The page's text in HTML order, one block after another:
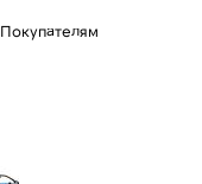
Покупателям